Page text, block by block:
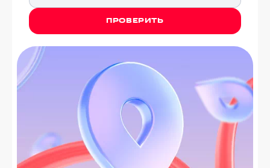
ПРОВЕРИТЬ